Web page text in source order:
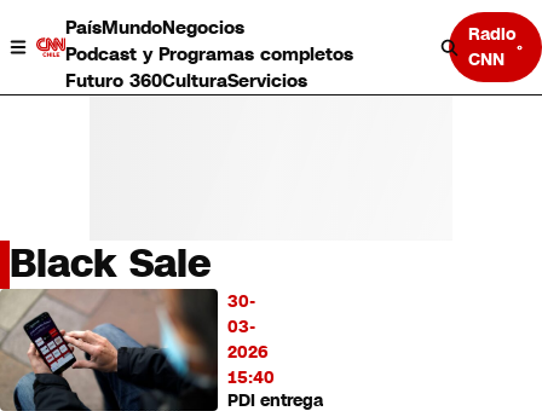
PaísMundoNegocios
Podcast y Programas completos
Futuro 360CulturaServicios
Radio
CNN
País
Mundo
Negocios
Deportes
Programas completos
Black Sale
30-
03-
2026
15:40
PDI entrega
LO
MÁS
LEÍDO